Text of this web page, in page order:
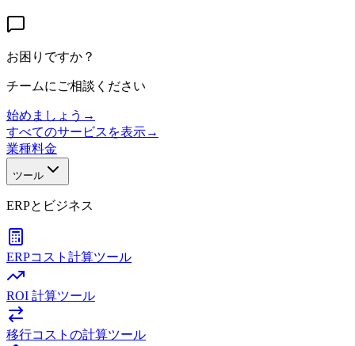
お困りですか？
チームにご相談ください
始めましょう →
すべてのサービスを表示→
業種料金
ツール
ERPとビジネス
ERPコスト計算ツール
ROI 計算ツール
移行コストの計算ツール